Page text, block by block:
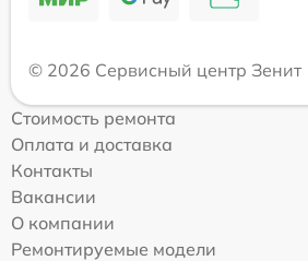
© 2026 Сервисный центр Зенит
Стоимость ремонта
Оплата и доставка
Контакты
Вакансии
О компании
Ремонтируемые модели